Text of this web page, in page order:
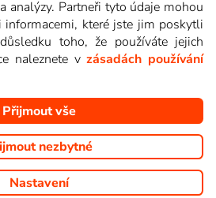
Na tomto webu jsou zobrazovány
které můžete sledovat v Lepší.TV.
analýzy. Partneři tyto údaje mohou
které jste jim poskytli
toho, že používáte jejich
naleznete vzásadách používání
Přijmout vše
nezbytné
Nastavení